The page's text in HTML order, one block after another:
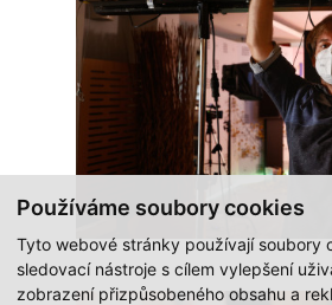
Používáme soubory cookies
Tyto webové stránky používají soubory
sledovací nástroje s cílem vylepšení
zobrazení přizpůsobeného obsahu a